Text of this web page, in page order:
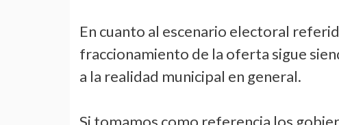
En cuanto al escenario electoral
fraccionamiento de la oferta sigue
a la realidad municipal en general.